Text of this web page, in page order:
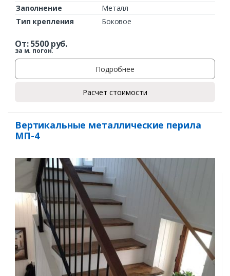
Заполнение
Металл
Тип крепления
Боковое
От:5500руб.
за м. погон.
Подробнее
Расчет стоимости
Вертикальные металлические перила
МП-4